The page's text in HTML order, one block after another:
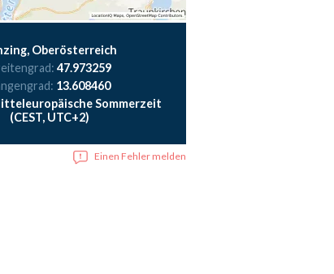
Oberösterreich
47.973259
13.608460
Sommerzeit
(CEST, UTC+2)
Einen Fehler melden